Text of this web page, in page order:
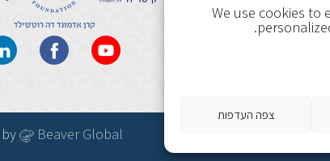
We use cookies to
צפה העדפות
Beaver Global